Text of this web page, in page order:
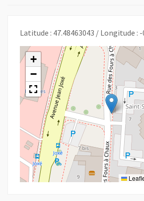
Latitude : 47.48463043 / Longitude : -
+
−